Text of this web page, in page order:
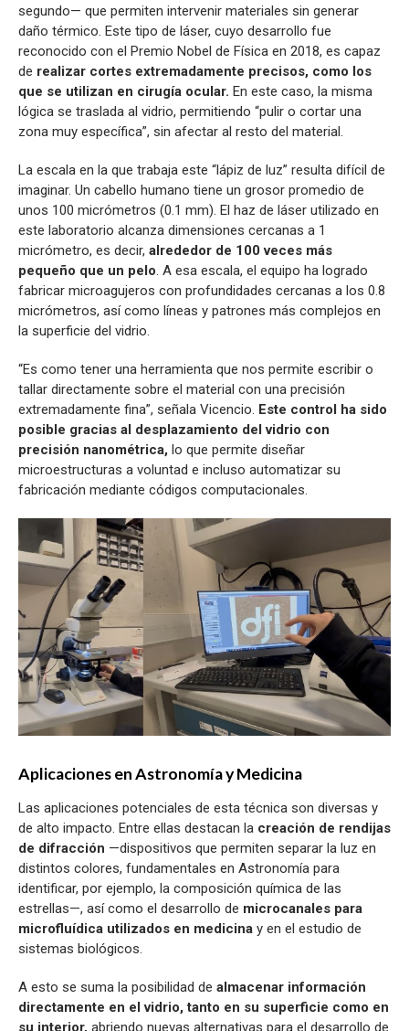
segundo— que permiten intervenir materiales sin generar
daño térmico. Este tipo de láser, cuyo desarrollo fue
reconocido con el Premio Nobel de Física en 2018, es capaz
de realizar cortes extremadamente precisos, como los
que se utilizan en cirugía ocular. En este caso, la misma
lógica se traslada al vidrio, permitiendo “pulir o cortar una
zona muy específica”, sin afectar al resto del material.
La escala en la que trabaja este “lápiz de luz” resulta difícil de
imaginar. Un cabello humano tiene un grosor promedio de
unos 100 micrómetros (0.1 mm). El haz de láser utilizado en
este laboratorio alcanza dimensiones cercanas a 1
micrómetro, es decir, alrededor de 100 veces más
pequeño que un pelo. A esa escala, el equipo ha logrado
fabricar microagujeros con profundidades cercanas a los 0.8
micrómetros, así como líneas y patrones más complejos en
la superficie del vidrio.
“Es como tener una herramienta que nos permite escribir o
tallar directamente sobre el material con una precisión
extremadamente fina”, señala Vicencio. Este control ha sido
posible gracias al desplazamiento del vidrio con
precisión nanométrica, lo que permite diseñar
microestructuras a voluntad e incluso automatizar su
fabricación mediante códigos computacionales.
Aplicaciones en Astronomía y Medicina
Las aplicaciones potenciales de esta técnica son diversas y
de alto impacto. Entre ellas destacan la creación de rendijas
de difracción —dispositivos que permiten separar la luz en
distintos colores, fundamentales en Astronomía para
identificar, por ejemplo, la composición química de las
estrellas—, así como el desarrollo de microcanales para
microfluídica utilizados en medicina y en el estudio de
sistemas biológicos.
A esto se suma la posibilidad de almacenar información
directamente en el vidrio, tanto en su superficie como en
su interior, abriendo nuevas alternativas para el desarrollo de